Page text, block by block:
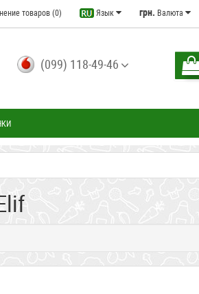
грн. Валюта
Язык
товаров (0)
(099) 118-49-46